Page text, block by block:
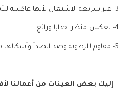
3- غير سريعة الاشتعال لأنها عاكسة للأشعة فوق البنفسجية .
4- تعكس منظرا جذابا ورائع .
5- مقاوم للرطوبة وضد الصدأ وأشكالها متنوعه وجميله ورهيبة .
إليك بعض العينات من أعمالنا